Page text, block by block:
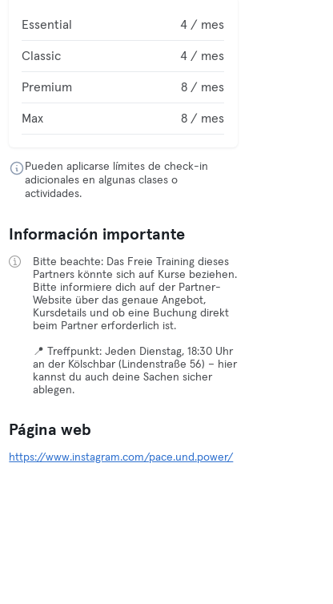
Essential 4 / mes
Classic 4 / mes
Premium 8 / mes
Max 8 / mes
Pueden aplicarse límites de check-in
adicionales en algunas clases o
actividades.
Información importante
Bitte beachte: Das Freie Training dieses
Partners könnte sich auf Kurse beziehen.
Bitte informiere dich auf der Partner-
Website über das genaue Angebot,
Kursdetails und ob eine Buchung direkt
beim Partner erforderlich ist.
📍 Treffpunkt: Jeden Dienstag, 18:30 Uhr
an der Kölschbar (Lindenstraße 56) – hier
kannst du auch deine Sachen sicher
ablegen.
Página web
https://www.instagram.com/pace.und.power/